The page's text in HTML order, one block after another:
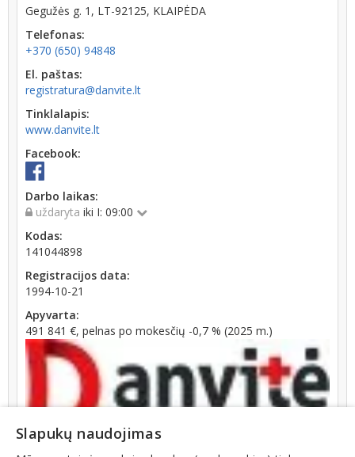
Gegužės g. 1, LT-92125, KLAIPĖDA
Telefonas:
+370 (650) 94848
El. paštas:
registratura@danvite.lt
Tinklalapis:
www.danvite.lt
Facebook:
Darbo laikas:
uždaryta iki I: 09:00
Kodas:
141044898
Registracijos data:
1994-10-21
Apyvarta:
491 841 €, pelnas po mokesčių -0,7 % (2025 m.)
Slapukų naudojimas